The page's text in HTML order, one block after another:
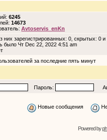
6245
14673
Avtoservis_enKn
них зарегистрированных: 0, скрытых: 0
было Чт Dec 22, 2022 4:51 am
за последние пять минут
Пароль:
Новые сообщения
Powered by